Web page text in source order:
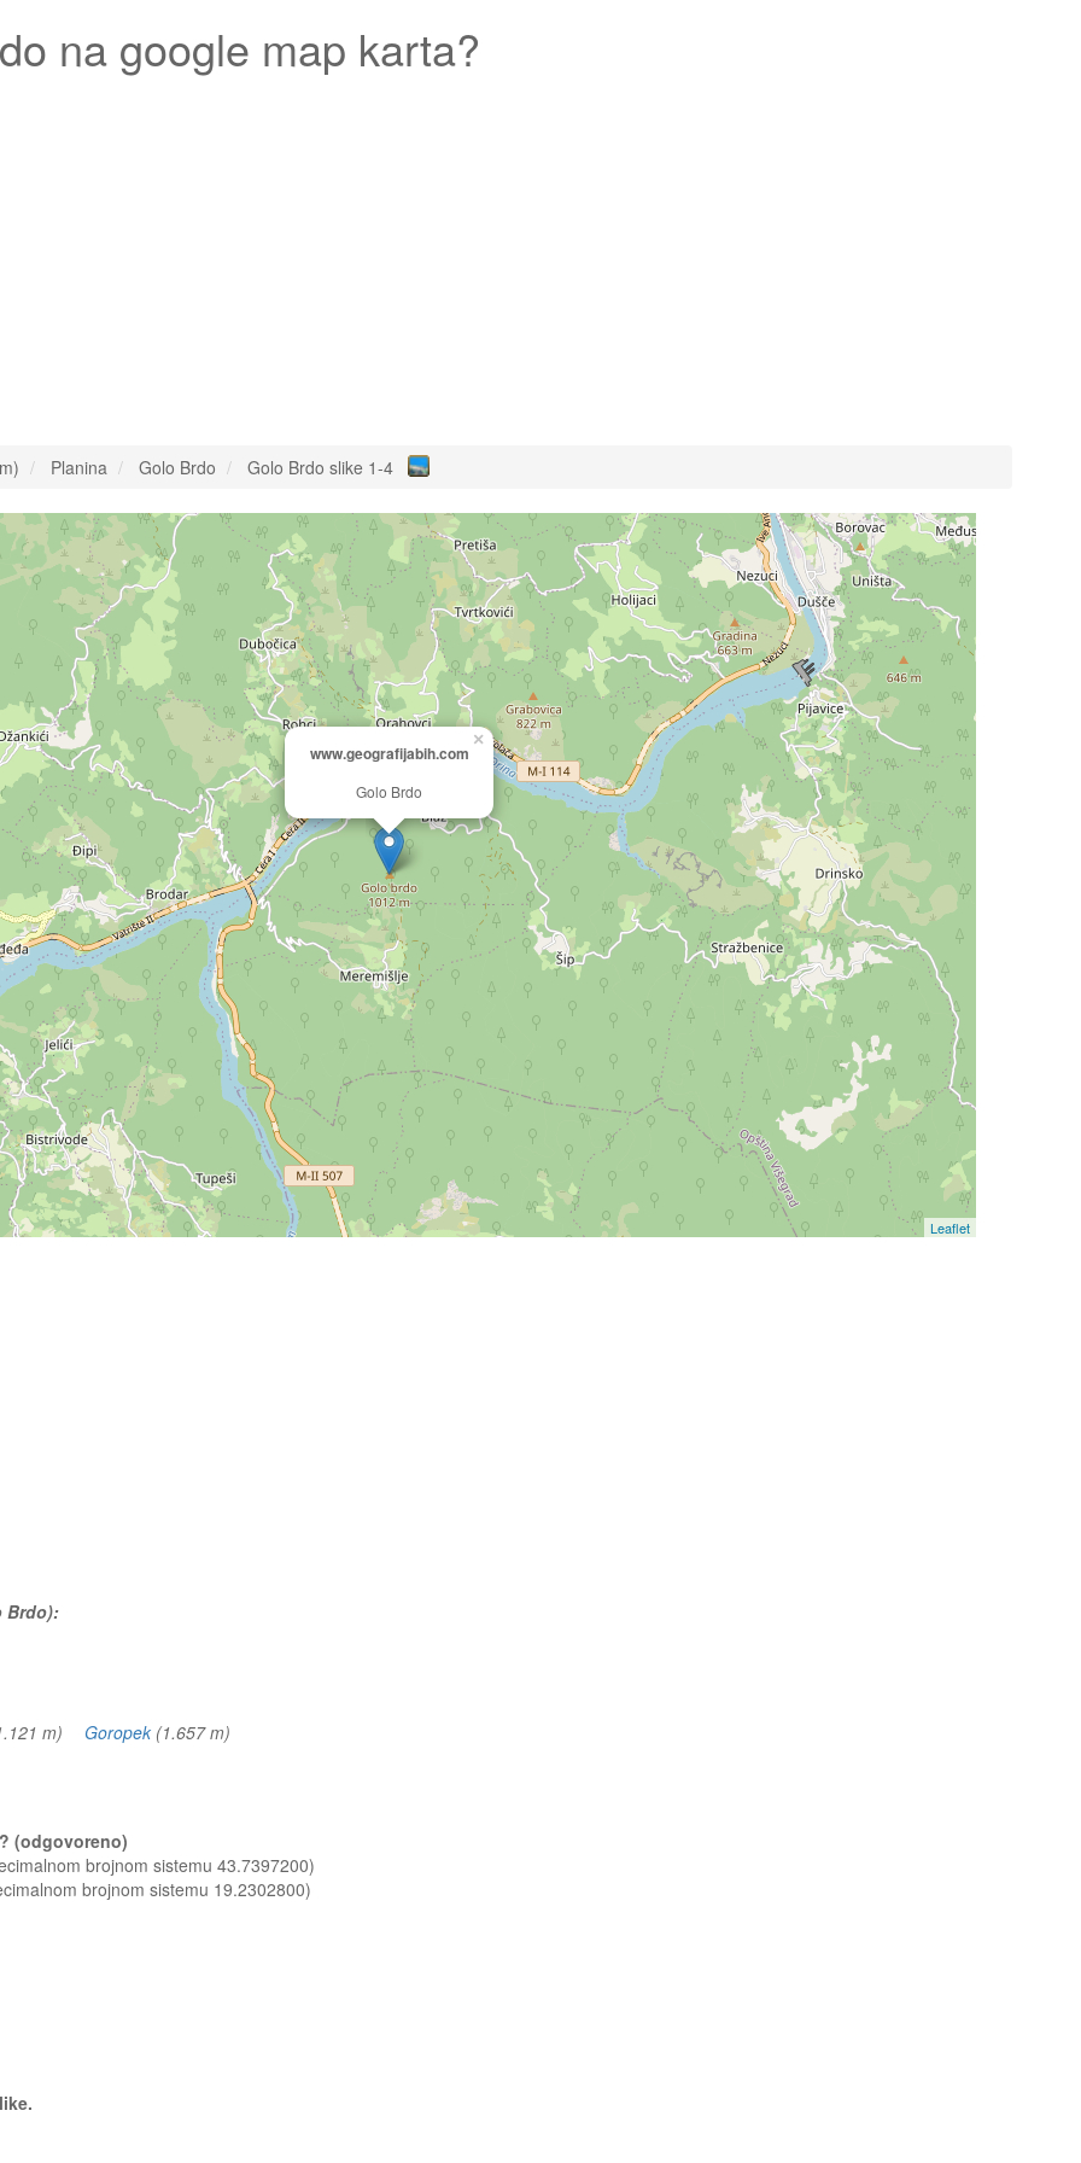
na google map karta?
Planina Golo Brdo Golo Brdo slike 1-4
www.geografijabih.com
Golo Brdo
×
Leaflet
Brdo):
m) Goropek (1.657 m)
(odgovoreno)
brojnom sistemu 43.7397200)
brojnom sistemu 19.2302800)